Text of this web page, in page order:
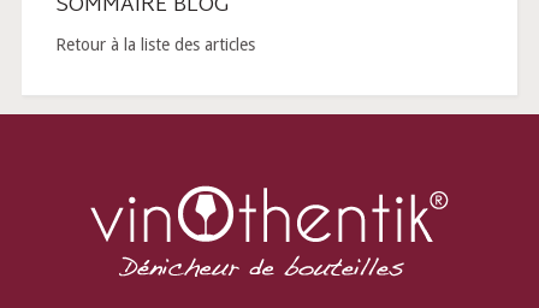
Retour à la liste des articles